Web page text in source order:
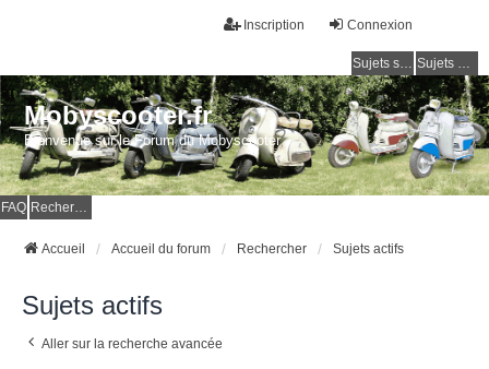
Connexion
Inscription
Sujets sans réponse Sujets actifs
Mobyscooter.fr
Bienvenue sur le Forum du Mobyscooter
FAQ Rechercher
Accueil Accueil du forum Rechercher Sujets actifs
Sujets actifs
Aller sur la recherche avancée